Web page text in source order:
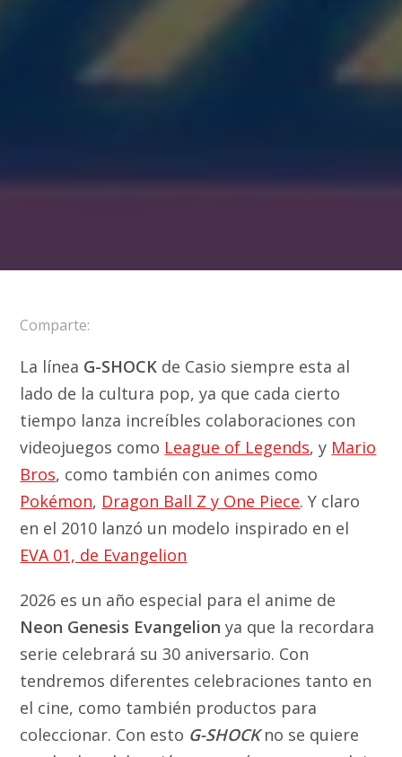
Comparte:
La línea G-SHOCK de Casio siempre esta al
lado de la cultura pop, ya que cada cierto
tiempo lanza increíbles colaboraciones con
videojuegos como League of Legends, y Mario
Bros, como también con animes como
Pokémon, Dragon Ball Z y One Piece. Y claro
en el 2010 lanzó un modelo inspirado en el
EVA 01, de Evangelion
2026 es un año especial para el anime de
Neon Genesis Evangelion ya que la recordara
serie celebrará su 30 aniversario. Con
tendremos diferentes celebraciones tanto en
el cine, como también productos para
coleccionar. Con esto G-SHOCKno se quiere